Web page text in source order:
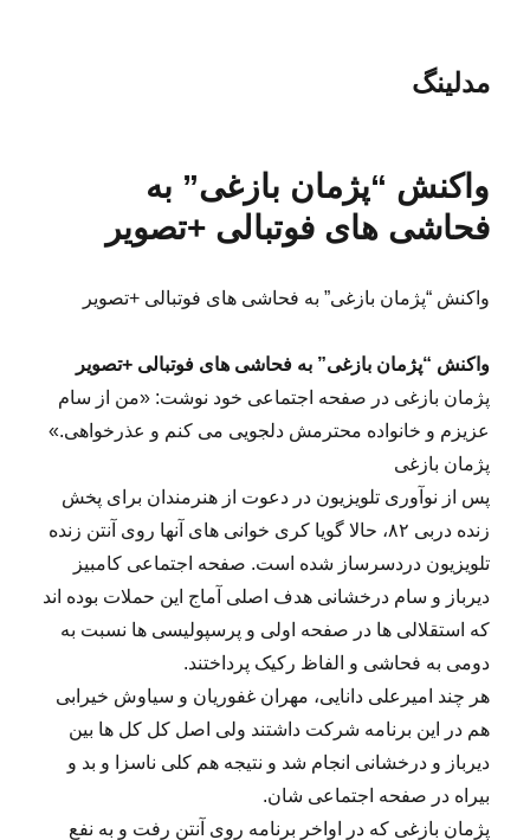
مدلینگ
واکنش “پژمان بازغی” به
فحاشی های فوتبالی +تصویر
واکنش “پژمان بازغی” به فحاشی های فوتبالی +تصویر
واکنش “پژمان بازغی” به فحاشی های فوتبالی +تصویر
پژمان بازغی در صفحه اجتماعی خود نوشت: «من از سام
عزیزم و خانواده محترمش دلجویی می کنم و عذرخواهی.»
پژمان بازغی
پس از نوآوری تلویزیون در دعوت از هنرمندان برای پخش
زنده دربی ۸۲، حالا گویا کری خوانی های آنها روی آنتن زنده
تلویزیون دردسرساز شده است. صفحه اجتماعی کامبیز
دیرباز و سام درخشانی هدف اصلی آماج این حملات بوده اند
که استقلالی ها در صفحه اولی و پرسپولیسی ها نسبت به
دومی به فحاشی و الفاظ رکیک پرداختند.
هر چند امیرعلی دانایی، مهران غفوریان و سیاوش خیرابی
هم در این برنامه شرکت داشتند ولی اصل کل کل ها بین
دیرباز و درخشانی انجام شد و نتیجه هم کلی ناسزا و بد و
بیراه در صفحه اجتماعی شان.
پژمان بازغی که در اواخر برنامه روی آنتن رفت و به نفع